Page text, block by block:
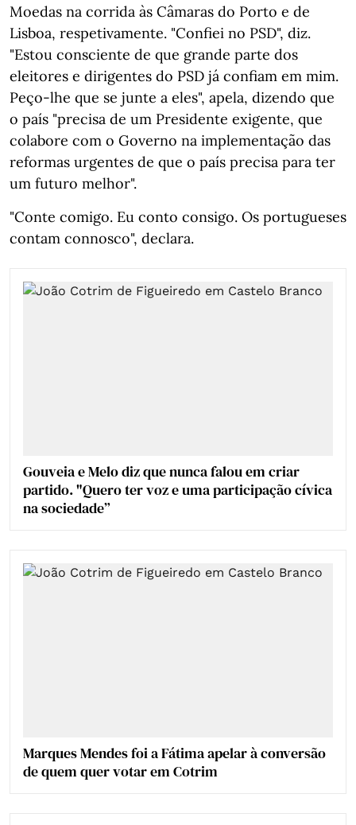
Moedas na corrida às Câmaras do Porto e de
Lisboa, respetivamente. "Confiei no PSD", diz.
"Estou consciente de que grande parte dos
eleitores e dirigentes do PSD já confiam em mim.
Peço-lhe que se junte a eles", apela, dizendo que
o país "precisa de um Presidente exigente, que
colabore com o Governo na implementação das
reformas urgentes de que o país precisa para ter
um futuro melhor".
"Conte comigo. Eu conto consigo. Os portugueses
contam connosco", declara.
Gouveia e Melo diz que nunca falou em criar
partido. "Quero ter voz e uma participação cívica
na sociedade”
Marques Mendes foi a Fátima apelar à conversão
de quem quer votar em Cotrim